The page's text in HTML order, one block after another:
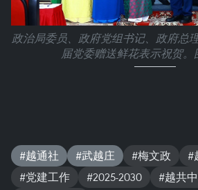
政治局委员、政府党组书记、政府总
届党委赠送鲜花表示祝贺。
#越通社 #武越庄 #梅文政
#
#党建工作
#2025-2030 #越共